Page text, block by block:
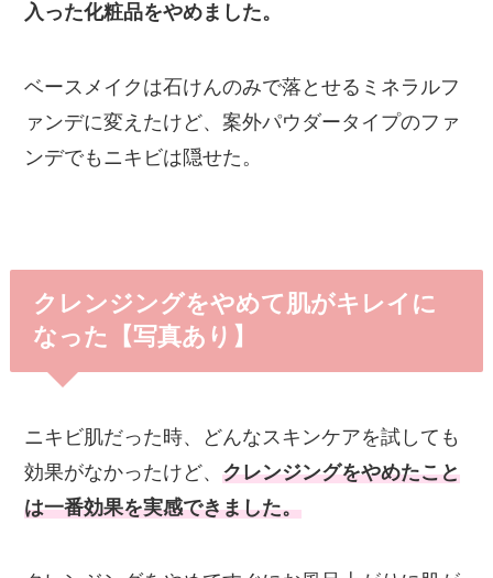
入った化粧品をやめました。
ベースメイクは石けんのみで落とせるミネラルフ
ァンデに変えたけど、案外パウダータイプのファ
ンデでもニキビは隠せた。
クレンジングをやめて肌がキレイに
なった【写真あり】
ニキビ肌だった時、どんなスキンケアを試しても
効果がなかったけど、クレンジングをやめたこと
は一番効果を実感できました。